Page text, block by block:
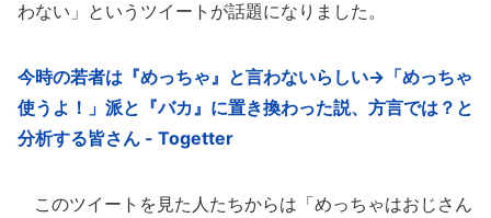
わない」というツイートが話題になりました。
今時の若者は『めっちゃ』と言わないらしい→「めっちゃ
使うよ！」派と『バカ』に置き換わった説、方言では？と
分析する皆さん - Togetter
このツイートを見た人たちからは「めっちゃはおじさん